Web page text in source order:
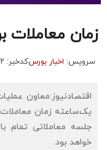
زمان
سرویس: اخبار بورسکدخبر: ۷۸۸۳۵۲
اقتصادنیوز:معاون
یک‌ساعته زمان
خواهد بود.